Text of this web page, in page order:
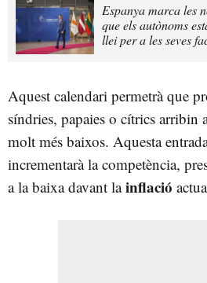
Espanya marca les
que els autònoms
llei per a les seves
Aquest calendari permetrà que
síndries, papaies o cítrics arribin
molt més baixos. Aquesta
incrementarà la competència,
a la baixa davant lainflació